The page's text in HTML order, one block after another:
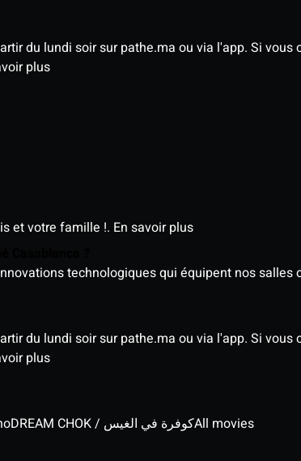
du lundi soir sur pathe.ma ou via l'app. Si
plus
et votre famille !. En savoir plus
technologiques qui équipent nos salles
du lundi soir sur pathe.ma ou via l'app. Si
plus
DREAM CHOK / كوفرة في الغيسAll movies